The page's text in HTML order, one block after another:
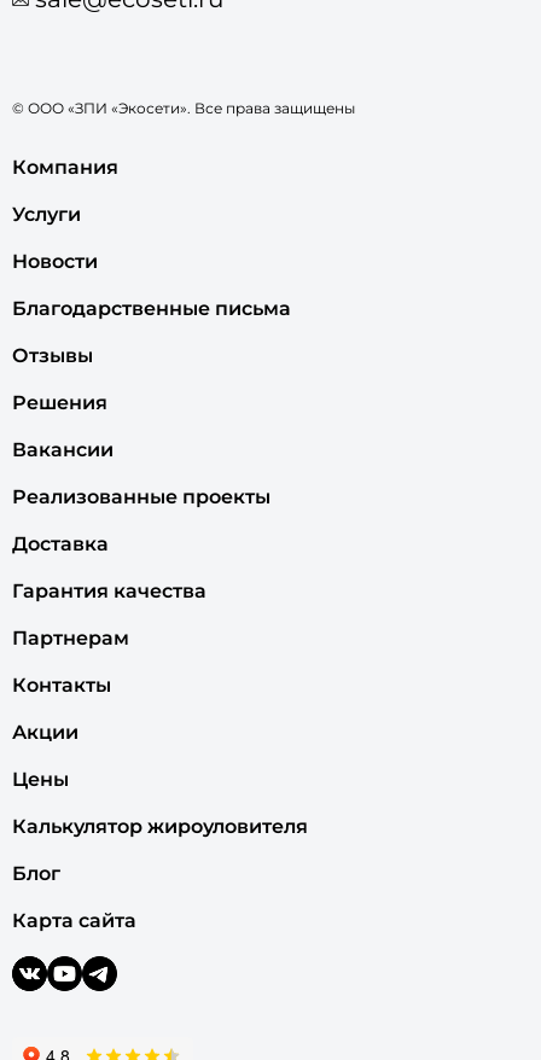
© ООО «ЗПИ «Экосети». Все права защищены
Компания
Услуги
Новости
Благодарственные письма
Отзывы
Решения
Вакансии
Реализованные проекты
Доставка
Гарантия качества
Партнерам
Контакты
Акции
Цены
Калькулятор жироуловителя
Блог
Карта сайта